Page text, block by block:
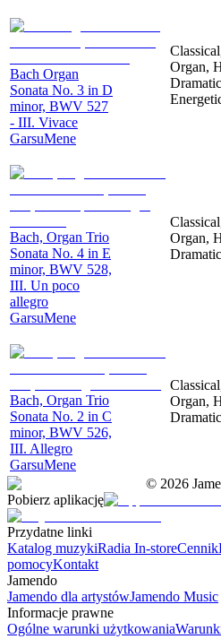
Bach Organ
Sonata No. 3 in D
minor, BWV 527
- III. Vivace
GarsuMene
Organ,
Bach, Organ Trio
Sonata No. 4 in E
minor, BWV 528,
III. Un poco
allegro
GarsuMene
Organ,
Dramatic
Bach, Organ Trio
Sonata No. 2 in C
minor, BWV 526,
III. Allegro
GarsuMene
Organ,
Dramatic
© 2026
Pobierz aplikację
Przydatne linki
Katalog muzykiRadia In-storeCennik
pomocyKontakt
Jamendo
Jamendo dla artystówJamendo Music
Informacje prawne
Ogólne warunki użytkowania